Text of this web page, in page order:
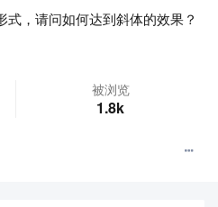
，请问如何达到斜体的效果？
被浏览
1.8k